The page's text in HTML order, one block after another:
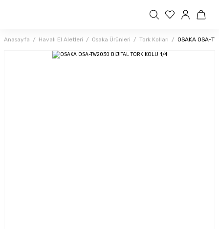
Anasayfa Havalı El Aletleri Osaka Ürünleri Tork Kolları OSAKA OSA-